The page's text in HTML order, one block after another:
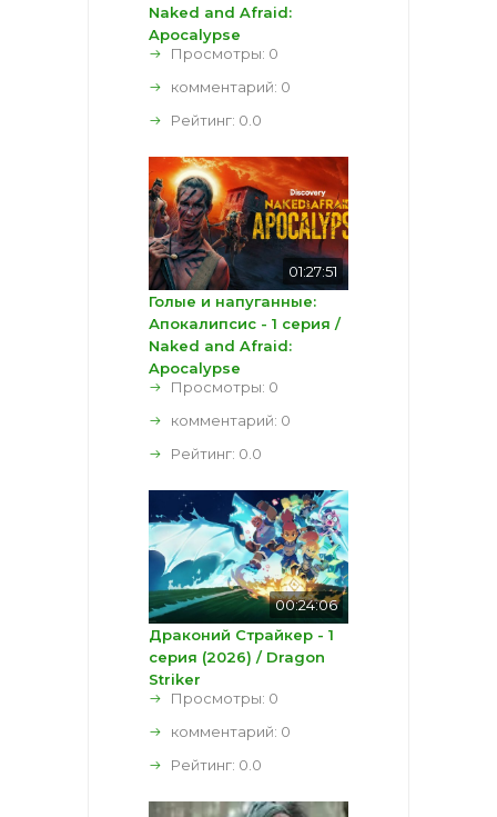
Naked and Afraid:
Apocalypse
Просмотры: 0
комментарий: 0
Рейтинг: 0.0
01:27:51
Голые и напуганные:
Апокалипсис - 1 серия /
Naked and Afraid:
Apocalypse
Просмотры: 0
комментарий: 0
Рейтинг: 0.0
00:24:06
Драконий Страйкер - 1
серия (2026) / Dragon
Striker
Просмотры: 0
комментарий: 0
Рейтинг: 0.0